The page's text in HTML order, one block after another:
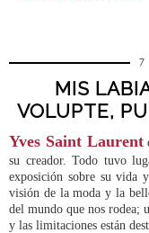
7
MIS
VOLUPTE,
Yves Saint Laurent
su creador. Todo tuvo
exposición sobre su vida
visión de la moda y la
del mundo que nos rodea;
y las limitaciones están